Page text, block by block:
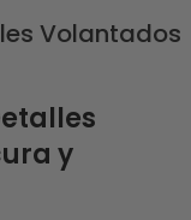
Volantados
y